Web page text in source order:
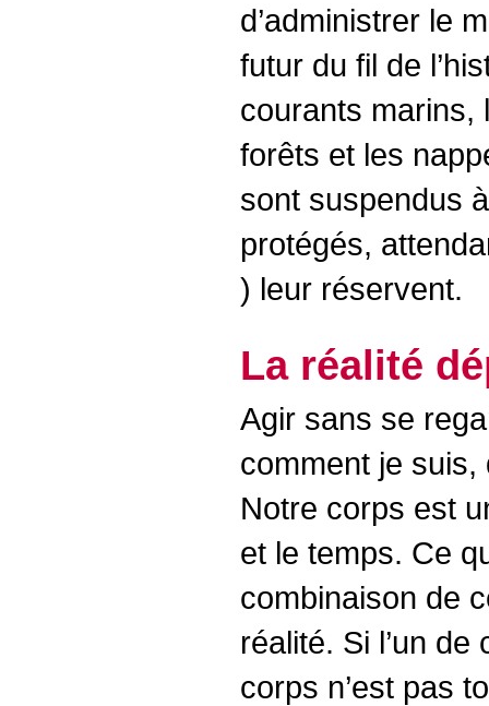
d’administrer le
futur du fil de
courants marins,
forêts et les
sont suspendus
protégés,
) leur réservent.
La réalité
Agir sans se
comment je suis,
Notre corps est
et le temps. Ce
combinaison de
réalité. Si l’un
corps n’est pas